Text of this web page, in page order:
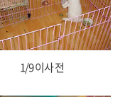
1/9 이사 전